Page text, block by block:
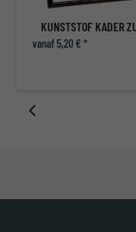
vanaf 5,20 € *